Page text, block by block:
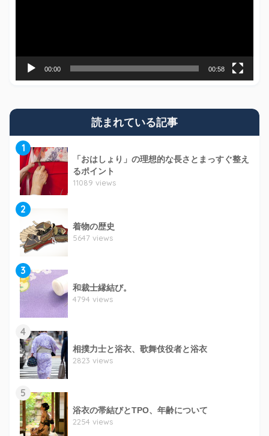
00:00 00:58
読まれている記事
1
「おはしょり」の理想的な長さとまっすぐ整え
るポイント
11089 views
2
着物の歴史
5647 views
3
和裁士縁結び。
4794 views
4
相撲力士と浴衣、歌舞伎役者と浴衣
2823 views
5
浴衣の帯結びとTPO、年齢について
2254 views